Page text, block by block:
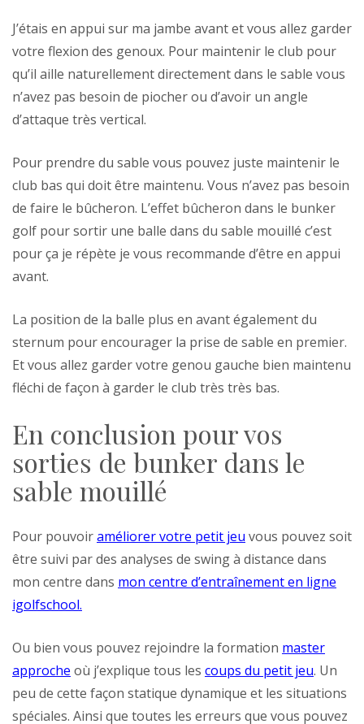
J’étais en appui sur ma jambe avant et vous allez garder
votre flexion des genoux. Pour maintenir le club pour
qu’il aille naturellement directement dans le sable vous
n’avez pas besoin de piocher ou d’avoir un angle
d’attaque très vertical.
Pour prendre du sable vous pouvez juste maintenir le
club bas qui doit être maintenu. Vous n’avez pas besoin
de faire le bûcheron. L’effet bûcheron dans le bunker
golf pour sortir une balle dans du sable mouillé c’est
pour ça je répète je vous recommande d’être en appui
avant.
La position de la balle plus en avant également du
sternum pour encourager la prise de sable en premier.
Et vous allez garder votre genou gauche bien maintenu
fléchi de façon à garder le club très très bas.
En conclusion pour vos
sorties de bunker dans le
sable mouillé
Pour pouvoiraméliorer votre petit jeu vous pouvez soit
être suivi par des analyses de swing à distance dans
mon centre dans mon centre d’entraînement en ligne
igolfschool.
Ou bien vous pouvez rejoindre la formation master
approche où j’explique tous les coups du petit jeu. Un
peu de cette façon statique dynamique et les situations
spéciales. Ainsi que toutes les erreurs que vous pouvez